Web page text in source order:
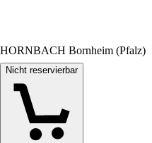
HORNBACH Bornheim (Pfalz)
Nicht reservierbar